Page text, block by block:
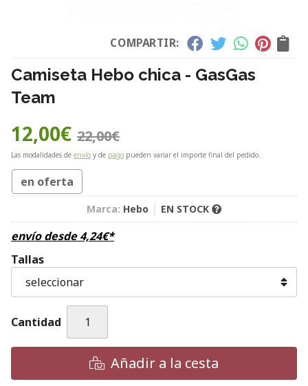
COMPARTIR:
Camiseta Hebo chica - GasGas
Team
12,00€ 22,00€
Las modalidades de envío y de pago pueden variar el importe final del pedido.
en oferta
Marca: Hebo EN STOCK
envío desde4,24€*
Tallas
Cantidad
Añadir a la cesta